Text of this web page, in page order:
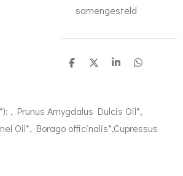
samengesteld
D
n
D
S
D
n
, Prunus Amygdalus Dulcis Oil*,
Oil*, Borago officinalis*,Cupressus